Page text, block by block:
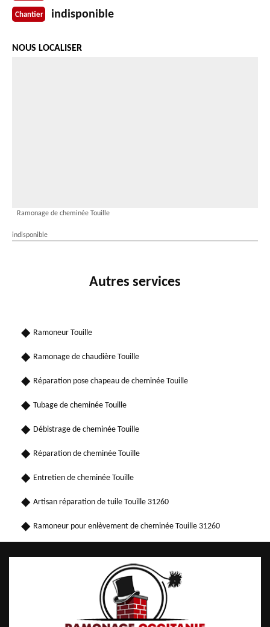
Chantier indisponible
NOUS LOCALISER
Ramonage de cheminée Touille
indisponible
Autres services
Ramoneur Touille
Ramonage de chaudière Touille
Réparation pose chapeau de cheminée Touille
Tubage de cheminée Touille
Débistrage de cheminée Touille
Réparation de cheminée Touille
Entretien de cheminée Touille
Artisan réparation de tuile Touille 31260
Ramoneur pour enlèvement de cheminée Touille 31260